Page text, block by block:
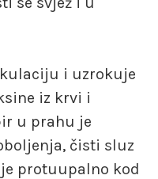
i uzrokuje
iz krvi i
u prahu je
čisti sluz
protuupalno kod